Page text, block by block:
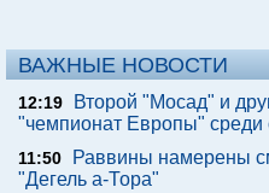
ВАЖНЫЕ НОВОСТИ
12:19
Второй "Мосад" и
"чемпионат Европы" среди
11:50
Раввины намерены
"Дегель а-Тора"